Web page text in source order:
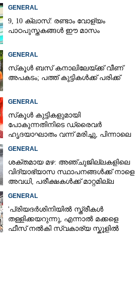
GENERAL
9, 10 ക്ലാസ്: രണ്ടാം വോള്യം
പാഠപുസ്തകങ്ങൾ ഈ മാസം
GENERAL
സ്‌കൂൾ ബസ് കനാലിലേയ്ക്ക് വീണ്
അപകടം; പത്ത് കുട്ടികൾക്ക് പരിക്ക്
GENERAL
സ്‌കൂൾ കുട്ടികളുമായി
പോകുന്നതിനിടെ ഡ്രൈവർ
ഹൃദയാഘാതം വന്ന് മരിച്ചു, പിന്നാലെ
GENERAL
ശക്തമായ മഴ: അഞ്ചുജില്ലകളിലെ
വിദ്യാഭ്യാസ സ്ഥാപനങ്ങൾക്ക് നാളെ
അവധി, പരീക്ഷകൾക്ക് മാറ്റമില്ല
GENERAL
'പ്രിയദർശിനിയിൽ സ്ത്രീകൾ
തള്ളിക്കയറുന്നു, എന്നാൽ മക്കളെ
ഫീസ് നൽകി സ്വകാര്യ സ്കൂളിൽ